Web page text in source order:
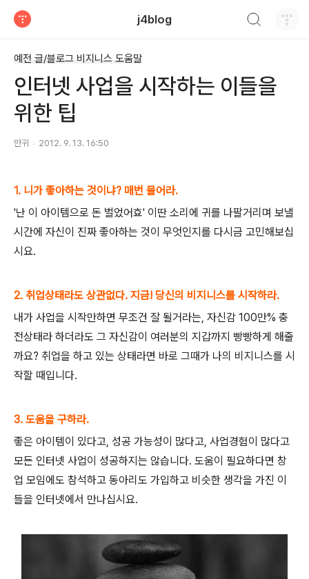
j4blog
예전 글/블로그 비지니스 도움말
인터넷 사업을 시작하는 이들을
위한 팁
만귀 2012. 9. 13. 16:50
1. 니가 좋아하는 것이냐? 매번 물어라.
'난 이 아이템으로 돈 벌었어효' 이딴 소리에 귀를 나팔거리며 보낼
시간에 자신이 진짜 좋아하는 것이 무엇인지를 다시금 고민해보십
시요.
2. 취업상태라도 상관없다. 지금! 당신의 비지니스를 시작하라.
내가 사업을 시작만하면 무조건 잘 될거라는, 자신감 100만% 충
전상태라 하더라도 그 자신감이 여러분의 지갑까지 빵빵하게 해줄
까요? 취업을 하고 있는 상태라면 바로 그때가 나의 비지니스를 시
작할 때입니다.
3. 도움을 구하라.
좋은 아이템이 있다고, 성공 가능성이 많다고, 사업경험이 많다고
모든 인터넷 사업이 성공하지는 않습니다. 도움이 필요하다면 창
업 모임에도 참석하고 동아리도 가입하고 비슷한 생각을 가진 이
들을 인터넷에서 만나십시요.